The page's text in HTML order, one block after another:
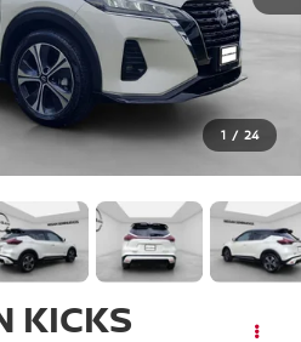
1 / 24
KICKS